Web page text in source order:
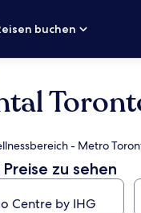
buchen
- Metro
zu sehen